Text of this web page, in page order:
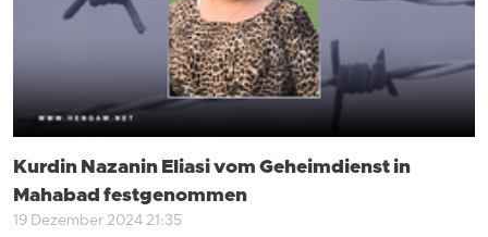
Kurdin Nazanin Eliasi vom Geheimdienst in
Mahabad festgenommen
19 Dezember 2024 21:35